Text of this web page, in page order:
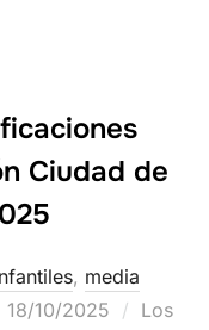
Ciudad de
, media
18/10/2025
Los